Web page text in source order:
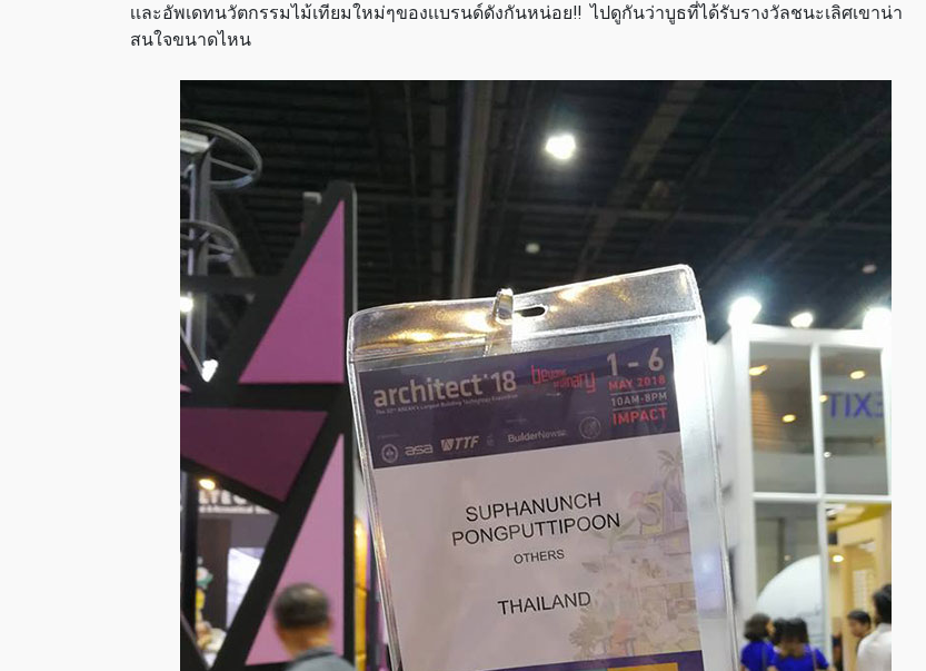
เเละอัพเดทนวัตกรรมไม้เทียมใหม่ๆของเเบรนด์ดังกันหน่อย!! ไปดูกันว่าบูธที่ได้รับรางวัลชนะเลิศเขาน่า
สนใจขนาดไหน